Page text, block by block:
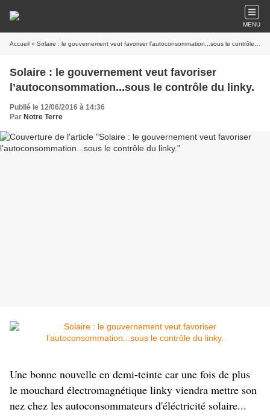
MENU
Accueil » Solaire : le gouvernement veut favoriser l’autoconsommation...sous le contrôle du linky.
Solaire : le gouvernement veut favoriser
l’autoconsommation...sous le contrôle du linky.
Publié le 12/06/2016 à 14:36
Par Notre Terre
Une bonne nouvelle en demi-teinte car une fois de plus
le mouchard électromagnétique linky viendra mettre son
nez chez les autoconsommateurs d'éléctricité solaire...